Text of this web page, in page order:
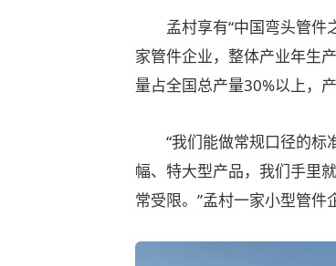
孟村享有“中国弯头管件
家管件企业，整体产业年生
量占全国总产量30%以上，
“我们能做常规口径的标
幅、特大型产品，我们手里
常受限。”孟村一家小型管件